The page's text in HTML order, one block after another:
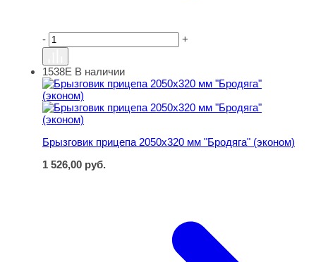
- +
Брызговик прицепа 2050х320 мм "Бродяга" (эконом)
1538Е В наличии
Брызговик прицепа 2050х320 мм "Бродяга" (эконом)
1 526,00 руб.